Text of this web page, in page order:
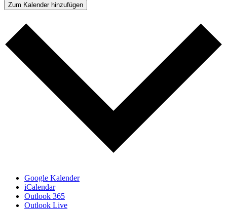
Zum Kalender hinzufügen
Google Kalender
iCalendar
Outlook 365
Outlook Live